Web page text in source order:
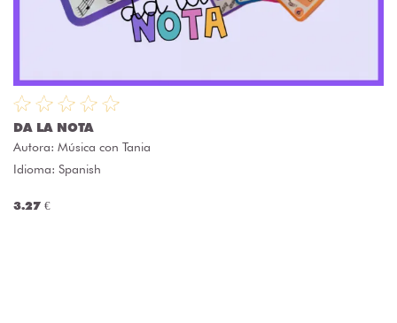
DA LA NOTA
Autora: Música con Tania
Idioma: Spanish
3.27 €